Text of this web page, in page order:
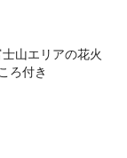
山エリアの花火
ろ付き